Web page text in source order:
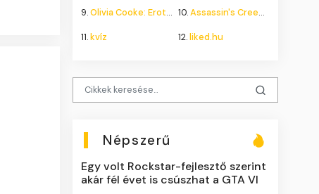
9.Olivia Cooke: Erotikus 10.Assassin's Creed Shadows
11.kvíz 12.liked.hu
Népszerű
Egy volt Rockstar-fejlesztő szerint
akár fél évet is csúszhat a GTA VI